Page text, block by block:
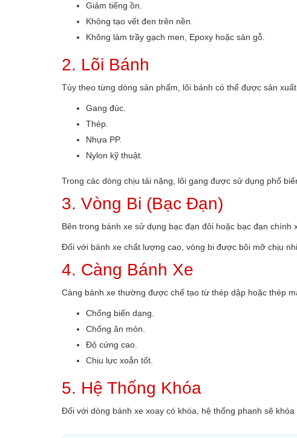
Giảm tiếng ồn.
Không tạo vết đen trên nền.
Không làm trầy gạch men, Epoxy hoặc sàn gỗ.
2. Lõi Bánh
Tùy theo từng dòng sản phẩm, lõi bánh có thể được sản
Gang đúc.
Thép.
Nhựa PP.
Nylon kỹ thuật.
Trong các dòng chịu tải nặng, lõi gang được sử dụng phổ
3. Vòng Bi (Bạc Đạn)
Bên trong bánh xe sử dụng bạc đạn đôi hoặc bạc đạn chính
Đối với bánh xe chất lượng cao, vòng bi được bôi mỡ chịu
4. Càng Bánh Xe
Càng bánh xe thường được chế tạo từ thép dập hoặc thép
Chống biến dạng.
Chống ăn mòn.
Độ cứng cao.
Chịu lực xoắn tốt.
5. Hệ Thống Khóa
Đối với dòng bánh xe xoay có khóa, hệ thống phanh sẽ